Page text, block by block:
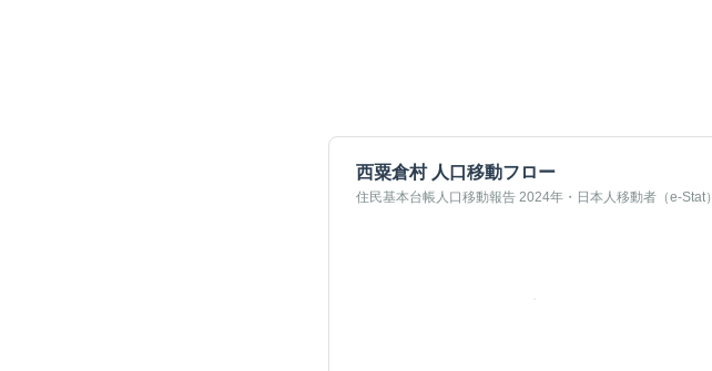
西粟倉村人口移動フロー
住民基本台帳人口移動報告 2024年・日本人移動者（e-Stat）